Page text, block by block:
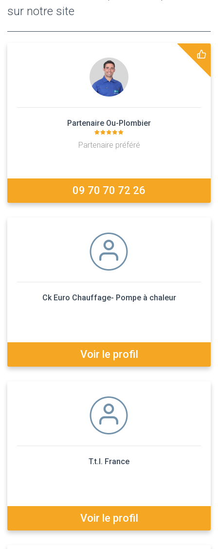
sur notre site
Partenaire Ou-Plombier
Partenaire préféré
09 70 70 72 26
Ck Euro Chauffage- Pompe à chaleur
Voir le profil
T.t.l. France
Voir le profil